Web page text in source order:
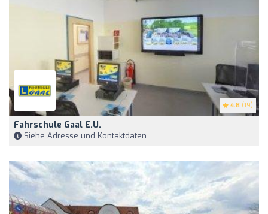
4.8 (19)
Fahrschule Gaal E.U.
Siehe Adresse und Kontaktdaten